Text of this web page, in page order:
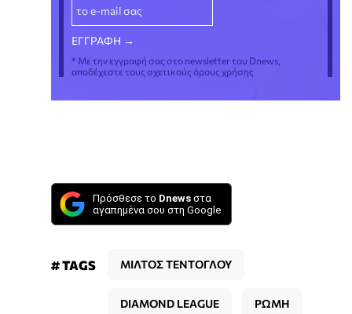
* Με την εγγραφή σας στο newsletter του Dnews,
αποδέχεστε τους σχετικούς όρους χρήσης
Πρόσθεσε το Dnews στα
αγαπημένα σου στη Google
# TAGS ΜΙΛΤΟΣ ΤΕΝΤΟΓΛΟΥ
DIAMOND LEAGUE ΡΩΜΗ